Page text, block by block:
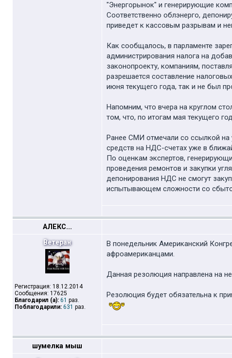
"Энергорынок" и генерирующие
Соответственно облэнерго,
приведет к кассовым разрывам и
Как сообщалось, в парламенте
администрирования налога на
законопроекту, компаниям,
разрешается составление
июня текущего года, так и не был
Напомним, что вчера на круглом
том, что, по итогам мая текущего
Ранее СМИ отмечали со ссылкой на
средств на НДС-счетах уже в
По оценкам экспертов,
проведения ремонтов и закупки
депонирования НДС не смогут
испытывающем сложности со
АЛЕКС...
Ветеран
Регистрация: 18.12.2014
Сообщения: 17625
Благодарил (а): 61 раз.
Поблагодарили: 631 раз.
В понедельник Американский
афроамериканцами.
Данная резолюция направлена на
Резолюция будет обязательна к
шумелка мыш